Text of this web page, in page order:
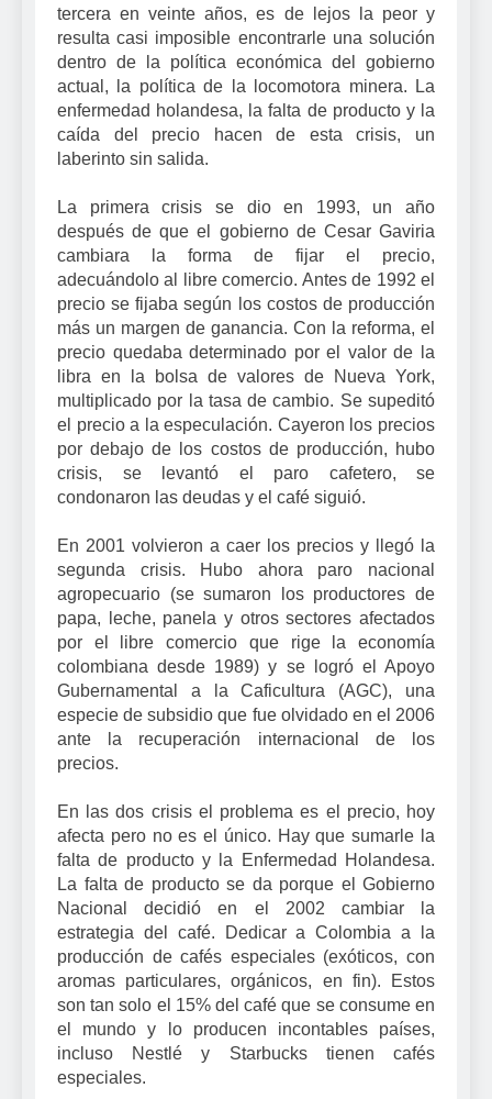
tercera en veinte años, es de lejos la peor y
resulta casi imposible encontrarle una solución
dentro de la política económica del gobierno
actual, la política de la locomotora minera. La
enfermedad holandesa, la falta de producto y la
caída del precio hacen de esta crisis, un
laberinto sin salida.
La primera crisis se dio en 1993, un año
después de que el gobierno de Cesar Gaviria
cambiara la forma de fijar el precio,
adecuándolo al libre comercio. Antes de 1992 el
precio se fijaba según los costos de producción
más un margen de ganancia. Con la reforma, el
precio quedaba determinado por el valor de la
libra en la bolsa de valores de Nueva York,
multiplicado por la tasa de cambio. Se supeditó
el precio a la especulación. Cayeron los precios
por debajo de los costos de producción, hubo
crisis, se levantó el paro cafetero, se
condonaron las deudas y el café siguió.
En 2001 volvieron a caer los precios y llegó la
segunda crisis. Hubo ahora paro nacional
agropecuario (se sumaron los productores de
papa, leche, panela y otros sectores afectados
por el libre comercio que rige la economía
colombiana desde 1989) y se logró el Apoyo
Gubernamental a la Caficultura (AGC), una
especie de subsidio que fue olvidado en el 2006
ante la recuperación internacional de los
precios.
En las dos crisis el problema es el precio, hoy
afecta pero no es el único. Hay que sumarle la
falta de producto y la Enfermedad Holandesa.
La falta de producto se da porque el Gobierno
Nacional decidió en el 2002 cambiar la
estrategia del café. Dedicar a Colombia a la
producción de cafés especiales (exóticos, con
aromas particulares, orgánicos, en fin). Estos
son tan solo el 15% del café que se consume en
el mundo y lo producen incontables países,
incluso Nestlé y Starbucks tienen cafés
especiales.